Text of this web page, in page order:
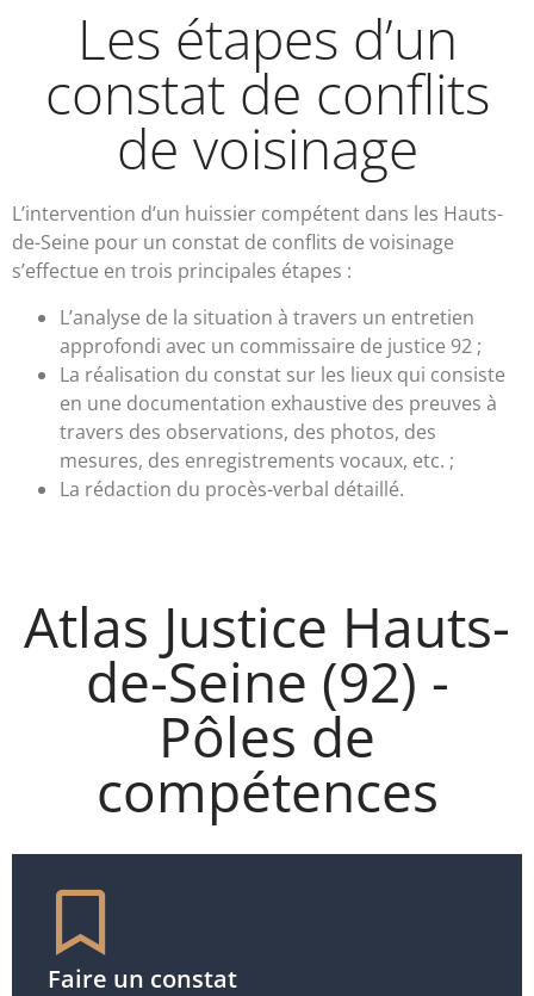
Les étapes d’un
constat de conflits
de voisinage
L’intervention d’un huissier compétent dans les Hauts-
de-Seine pour un constat de conflits de voisinage
s’effectue en trois principales étapes :
L’analyse de la situation à travers un entretien
approfondi avec un commissaire de justice 92 ;
La réalisation du constat sur les lieux qui consiste
en une documentation exhaustive des preuves à
travers des observations, des photos, des
mesures, des enregistrements vocaux, etc. ;
La rédaction du procès-verbal détaillé.
Atlas Justice Hauts-
de-Seine (92) -
Pôles de
compétences
Faire un constat